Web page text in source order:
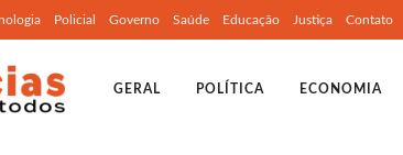
Policial Governo Saúde Educação Justiça Contato
GERAL POLÍTICA ECONOMIA